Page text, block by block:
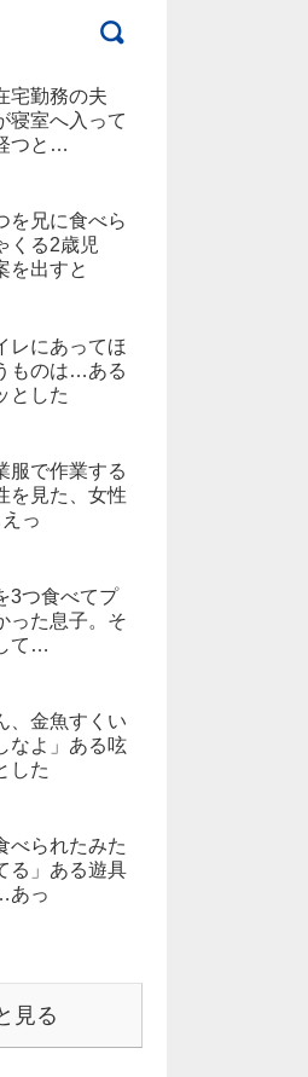
宅勤務の夫
寝室へ入って
つと…
を兄に食べら
くる2歳児
を出すと
レにあってほ
ものは…ある
とした
服で作業する
を見た、女性
っ
3つ食べてプ
った息子。そ
て…
、金魚すくい
なよ」ある呟
した
べられたみた
る」ある遊具
あっ
見る